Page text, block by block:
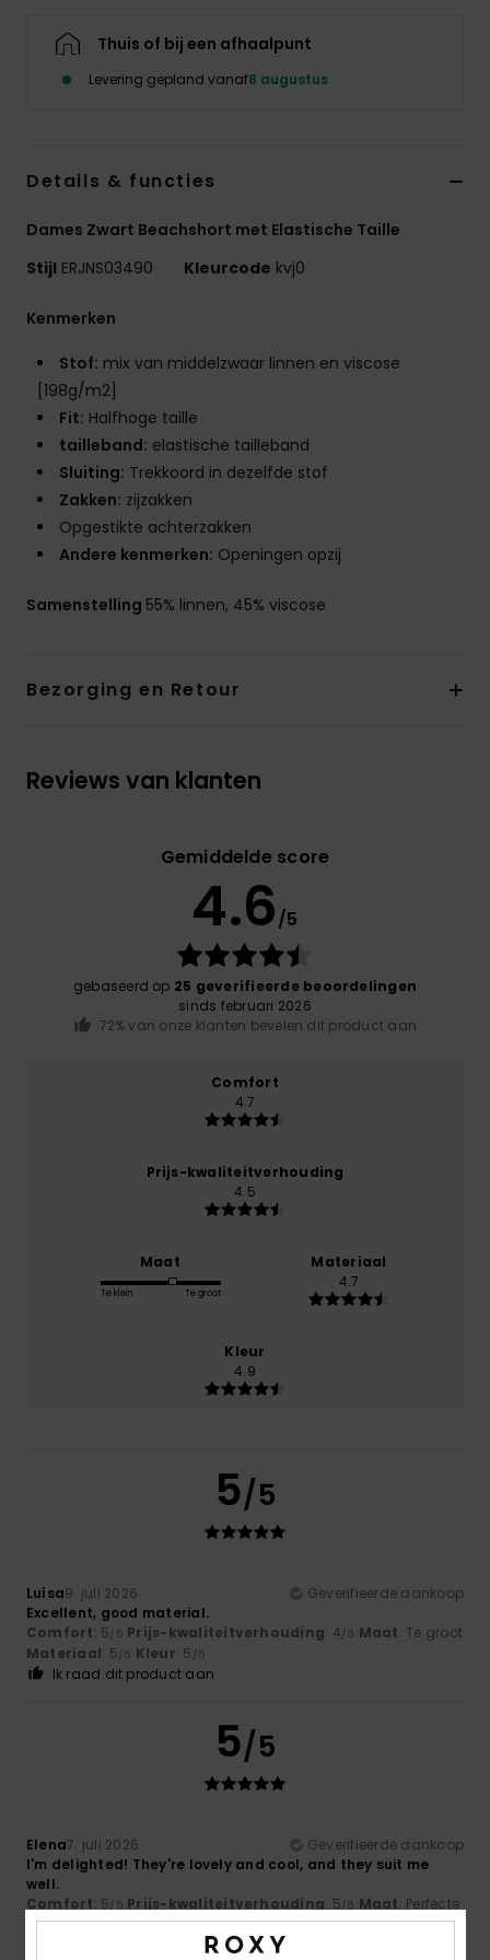
Thuis of bij een afhaalpunt
Levering gepland vanaf8 augustus
Details & functies
Dames Zwart Beachshort met Elastische Taille
Stijl ERJNS03490 Kleurcode kvj0
Kenmerken
Stof: mix van middelzwaar linnen en viscose
[198g/m2]
Fit: Halfhoge taille
tailleband: elastische tailleband
Sluiting: Trekkoord in dezelfde stof
Zakken: zijzakken
Opgestikte achterzakken
Andere kenmerken: Openingen opzij
Samenstelling 55% linnen, 45% viscose
Bezorging en Retour
Reviews van klanten
Gemiddelde score
4.6/5
gebaseerd op 25 geverifieerde beoordelingen
sinds februari 2026
72% van onze klanten bevelen dit product aan
Comfort
4.7
Prijs-kwaliteitverhouding
4.5
Maat
Te klein Te groot
Materiaal
4.7
Kleur
4.9
5/5
Luísa9. juli 2026
Geverifieerde aankoop
Excellent, good material.
Comfort: 5/5 Prijs-kwaliteitverhouding: 4/5 Maat: Te groot
Materiaal: 5/5 Kleur: 5 /5
Ik raad dit product aan
5/5
Elena7. juli 2026
Geverifieerde aankoop
I'm delighted! They're lovely and cool, and they suit me
well.
Comfort: 5/5 Prijs-kwaliteitverhouding: 5/5 Maat: Perfecte
maatMateriaal: 5/5 Kleur: 5/5
Ik raad dit product aan